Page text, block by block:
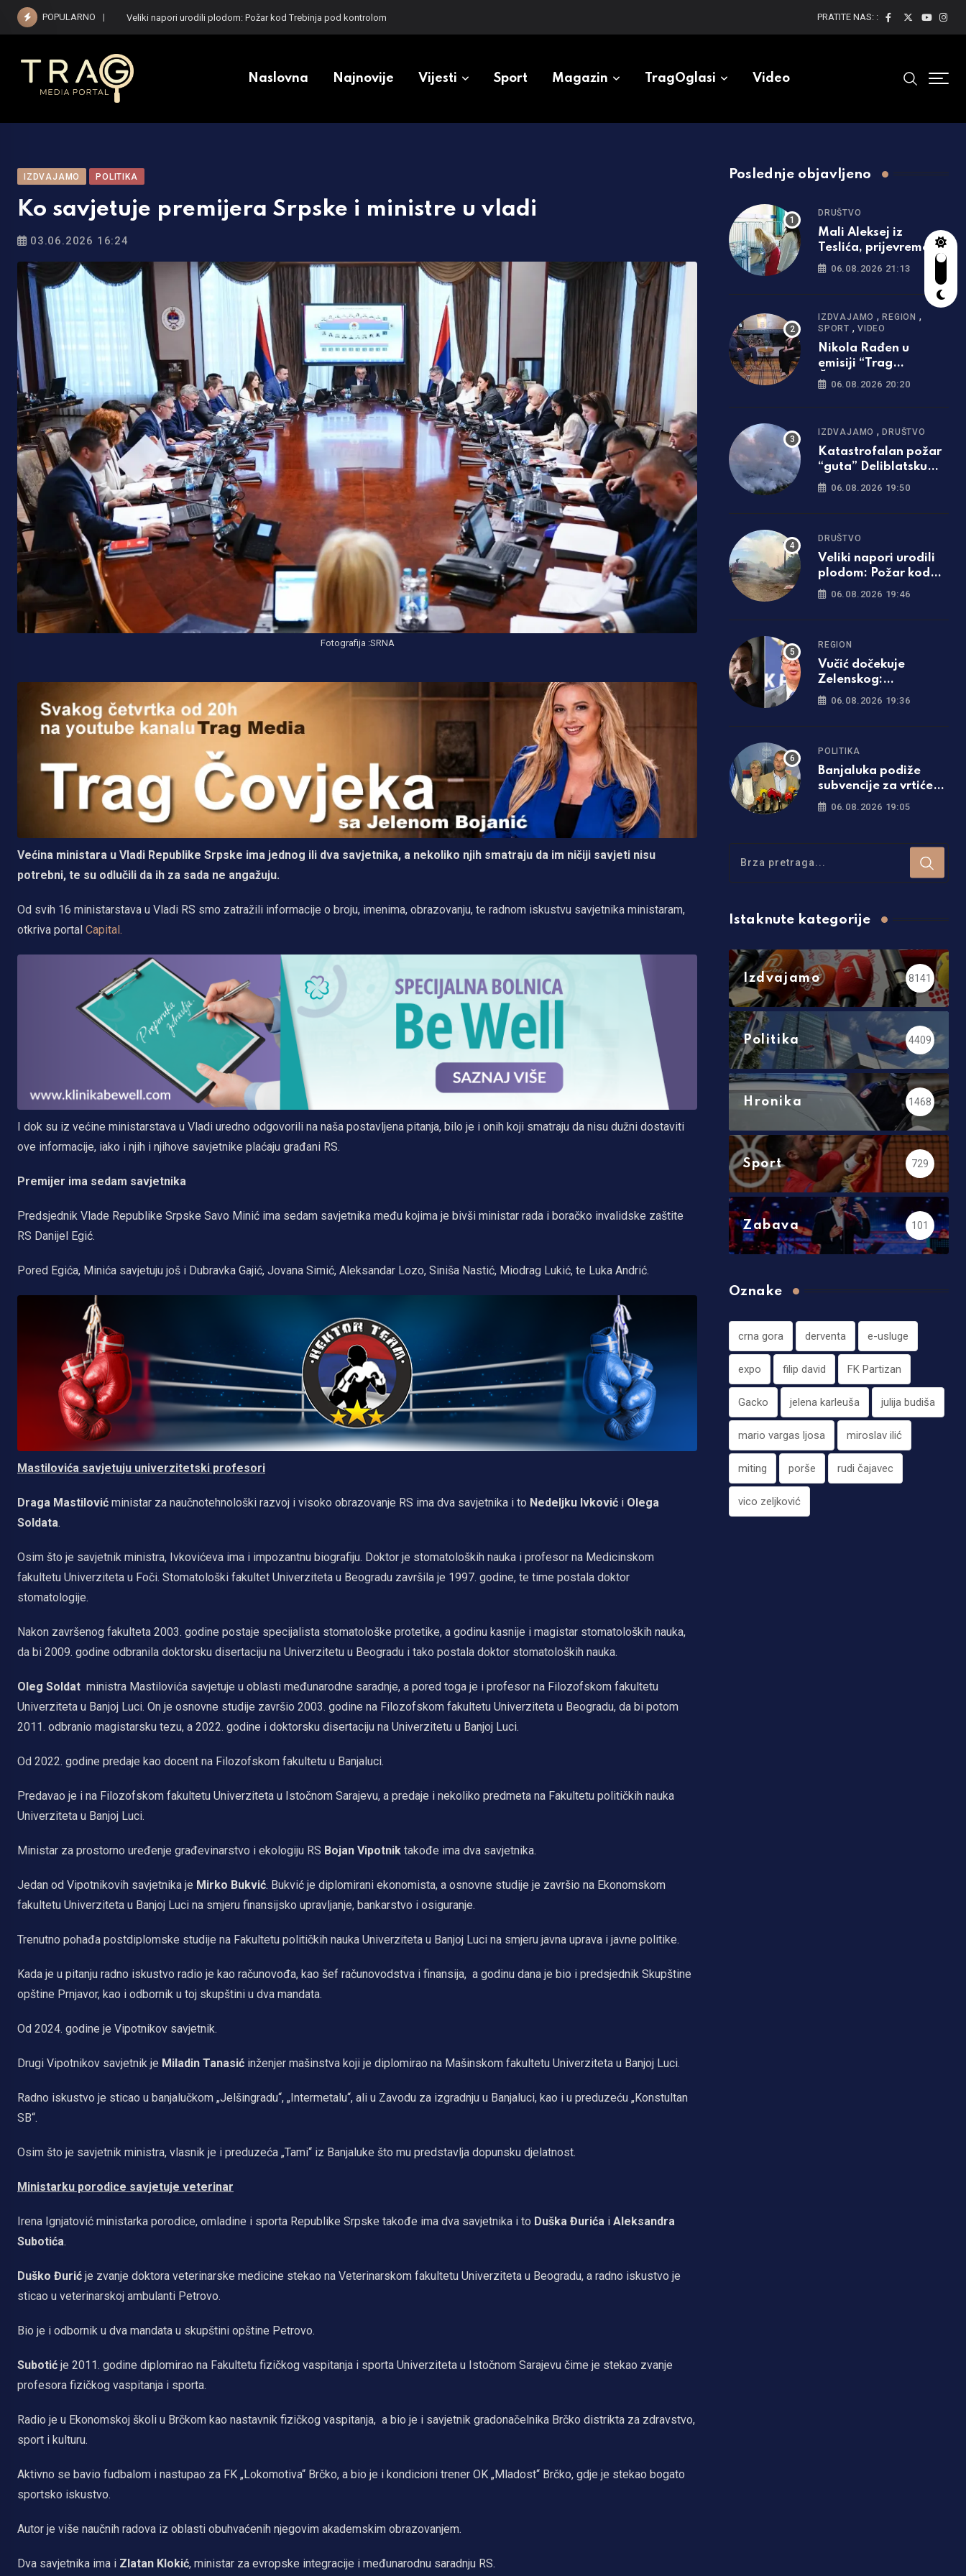
Skip
POPULARNO Vučić dočekuje Zelenskog: Predsjednik Ukrajine prvi put dolazi u Srbiju PRATITE NAS: :
Naslovna Najnovije Vijesti Sport Magazin TragOglasi Video
IZDVAJAMO POLITIKA
Ko savjetuje premijera Srpske i ministre u vladi
03.06.2026 16:24
Fotografija :SRNA
Većina ministara u Vladi Republike Srpske ima jednog ili dva savjetnika, a nekoliko njih smatraju da im ničiji savjeti nisu
potrebni, te su odlučili da ih za sada ne angažuju.
Od svih 16 ministarstava u Vladi RS smo zatražili informacije o broju, imenima, obrazovanju, te radnom iskustvu savjetnika ministaram,
otkriva portal Capital.
I dok su iz većine ministarstava u Vladi uredno odgovorili na naša postavljena pitanja, bilo je i onih koji smatraju da nisu dužni dostaviti
ove informacije, iako i njih i njihove savjetnike plaćaju građani RS.
Premijer ima sedam savjetnika
Predsjednik Vlade Republike Srpske Savo Minić ima sedam savjetnika među kojima je bivši ministar rada i boračko invalidske zaštite
RS Danijel Egić.
Pored Egića, Minića savjetuju još i Dubravka Gajić, Jovana Simić, Aleksandar Lozo, Siniša Nastić, Miodrag Lukić, te Luka Andrić.
Mastilovića savjetuju univerzitetski profesori
Draga Mastilović ministar za naučnotehnološki razvoj i visoko obrazovanje RS ima dva savjetnika i to Nedeljku Ivković i Olega
Soldata.
Osim što je savjetnik ministra, Ivkovićeva ima i impozantnu biografiju. Doktor je stomatoloških nauka i profesor na Medicinskom
fakultetu Univerziteta u Foči. Stomatološki fakultet Univerziteta u Beogradu završila je 1997. godine, te time postala doktor
stomatologije.
Nakon završenog fakulteta 2003. godine postaje specijalista stomatološke protetike, a godinu kasnije i magistar stomatoloških nauka,
da bi 2009. godine odbranila doktorsku disertaciju na Univerzitetu u Beogradu i tako postala doktor stomatoloških nauka.
Oleg Soldat ministra Mastilovića savjetuje u oblasti međunarodne saradnje, a pored toga je i profesor na Filozofskom fakultetu
Univerziteta u Banjoj Luci. On je osnovne studije završio 2003. godine na Filozofskom fakultetu Univerziteta u Beogradu, da bi potom
2011. odbranio magistarsku tezu, a 2022. godine i doktorsku disertaciju na Univerzitetu u Banjoj Luci.
Od 2022. godine predaje kao docent na Filozofskom fakultetu u Banjaluci.
Predavao je i na Filozofskom fakultetu Univerziteta u Istočnom Sarajevu, a predaje i nekoliko predmeta na Fakultetu političkih nauka
Univerziteta u Banjoj Luci.
Ministar za prostorno uređenje građevinarstvo i ekologiju RS Bojan Vipotnik takođe ima dva savjetnika.
Jedan od Vipotnikovih savjetnika je Mirko Bukvić. Bukvić je diplomirani ekonomista, a osnovne studije je završio na Ekonomskom
fakultetu Univerziteta u Banjoj Luci na smjeru finansijsko upravljanje, bankarstvo i osiguranje.
Trenutno pohađa postdiplomske studije na Fakultetu političkih nauka Univerziteta u Banjoj Luci na smjeru javna uprava i javne politike.
Kada je u pitanju radno iskustvo radio je kao računovođa, kao šef računovodstva i finansija, a godinu dana je bio i predsjednik Skupštine
opštine Prnjavor, kao i odbornik u toj skupštini u dva mandata.
Od 2024. godine je Vipotnikov savjetnik.
Drugi Vipotnikov savjetnik je Miladin Tanasić inženjer mašinstva koji je diplomirao na Mašinskom fakultetu Univerziteta u Banjoj Luci.
Radno iskustvo je sticao u banjalučkom „Jelšingradu“, „Intermetalu“, ali u Zavodu za izgradnju u Banjaluci, kao i u preduzeću „Konstultan
SB“.
Osim što je savjetnik ministra, vlasnik je i preduzeća „Tami“ iz Banjaluke što mu predstavlja dopunsku djelatnost.
Ministarku porodice savjetuje veterinar
Irena Ignjatović ministarka porodice, omladine i sporta Republike Srpske takođe ima dva savjetnika i to Duška Đurića i Aleksandra
Subotića.
Duško Đurić je zvanje doktora veterinarske medicine stekao na Veterinarskom fakultetu Univerziteta u Beogradu, a radno iskustvo je
sticao u veterinarskoj ambulanti Petrovo.
Bio je i odbornik u dva mandata u skupštini opštine Petrovo.
Subotić je 2011. godine diplomirao na Fakultetu fizičkog vaspitanja i sporta Univerziteta u Istočnom Sarajevu čime je stekao zvanje
profesora fizičkog vaspitanja i sporta.
Radio je u Ekonomskoj školi u Brčkom kao nastavnik fizičkog vaspitanja, a bio je i savjetnik gradonačelnika Brčko distrikta za zdravstvo,
sport i kulturu.
Aktivno se bavio fudbalom i nastupao za FK „Lokomotiva“ Brčko, a bio je i kondicioni trener OK „Mladost“ Brčko, gdje je stekao bogato
sportsko iskustvo.
Autor je više naučnih radova iz oblasti obuhvaćenih njegovim akademskim obrazovanjem.
Dva savjetnika ima i Zlatan Klokić, ministar za evropske integracije i međunarodnu saradnju RS.
Poslednje objavljeno
DRUŠTVO
Mali Aleksej iz
Teslića, prijevremeno
rođena beba, dobio
životnu bitku na UKC-
u Srpske
06.08.2026 21:13
IZDVAJAMO ,REGION ,
SPORT , VIDEO
Nikola Rađen u
emisiji “Trag
Čovjeka”: Nastupati
najveća svetinja i
06.08.2026 20:20
IZDVAJAMO ,DRUŠTVO
Katastrofalan požar
“guta” Deliblatsku
peščaru: Cijelo selo
06.08.2026 19:50
DRUŠTVO
Veliki napori urodili
plodom: Požar kod
Trebinja pod
06.08.2026 19:46
REGION
Vučić dočekuje
Zelenskog:
Predsjednik Ukrajine
Srbiju
06.08.2026 19:36
POLITIKA
Banjaluka podiže
subvencije za vrtiće
na 200 KM,
06.08.2026 19:05
Istaknute kategorije
Izdvajamo 8141
Politika 4409
Hronika 1468
Sport 729
Zabava 101
Oznake
crna gora derventa e-usluge
expo filip david FK Partizan
Gacko jelena karleuša julija budiša
mario vargas ljosa miroslav ilić
miting porše rudi čajavec
vico zeljković